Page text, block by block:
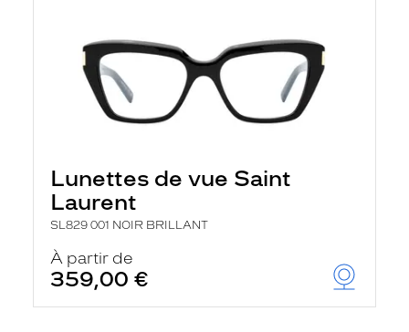
Lunettes de vue Saint
Laurent
SL829 001 NOIR BRILLANT
À partir de
359,00 €